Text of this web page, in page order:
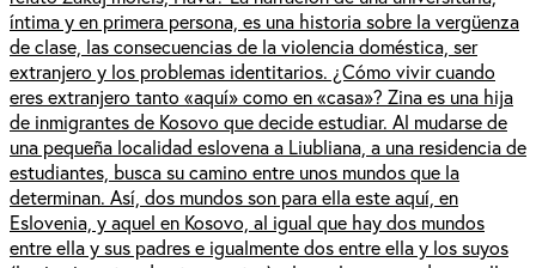
íntima y en primera persona, es una historia sobre la vergüenza
de clase, las consecuencias de la violencia doméstica, ser
extranjero y los problemas identitarios. ¿Cómo vivir cuando
eres extranjero tanto «aquí» como en «casa»? Zina es una hija
de inmigrantes de Kosovo que decide estudiar. Al mudarse de
una pequeña localidad eslovena a Liubliana, a una residencia de
estudiantes, busca su camino entre unos mundos que la
determinan. Así, dos mundos son para ella este aquí, en
Eslovenia, y aquel en Kosovo, al igual que hay dos mundos
entre ella y sus padres e igualmente dos entre ella y los suyos